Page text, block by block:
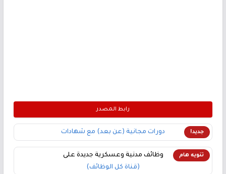
رابط المصدر
جديد! دورات مجانية (عن بعد) مع شهادات
تنويه هام
وظائف مدنية وعسكرية جديدة على
(قناة كل الوظائف)